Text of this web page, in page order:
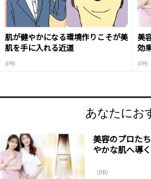
肌が健やかになる環境作りこそが美
肌を手に入れる近道
(PR)
美
効
(PR)
あなたにお
美容のプロた
やかな肌へ導
（PR）